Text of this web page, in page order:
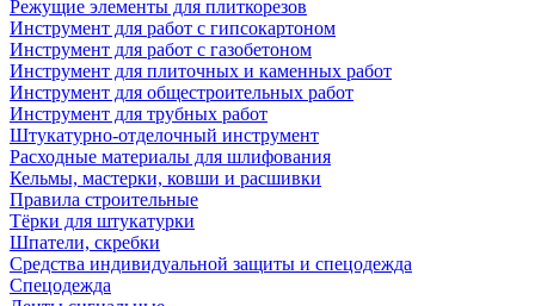
Режущие элементы для плиткорезов
Инструмент для работ с гипсокартоном
Инструмент для работ с газобетоном
Инструмент для плиточных и каменных работ
Инструмент для общестроительных работ
Инструмент для трубных работ
Штукатурно-отделочный инструмент
Расходные материалы для шлифования
Кельмы, мастерки, ковши и расшивки
Правила строительные
Тёрки для штукатурки
Шпатели, скребки
Средства индивидуальной защиты и спецодежда
Спецодежда